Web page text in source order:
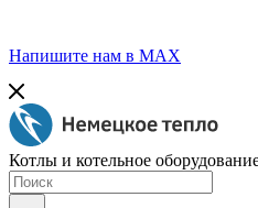
Напишите нам в МАХ
Котлы и котельное